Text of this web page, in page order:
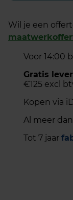
Wil je een
Voor 14:00
Gratis
€125 excl
Kopen via
Al meer dan
Tot 7 jaar